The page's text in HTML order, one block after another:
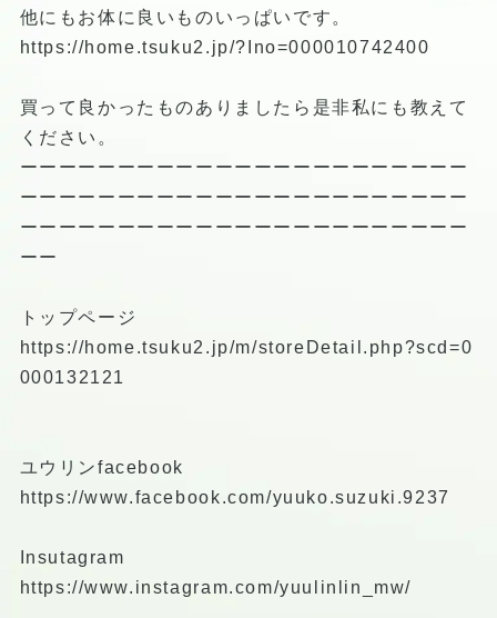
他にもお体に良いものいっぱいです。
https://home.tsuku2.jp/?Ino=000010742400
買って良かったものありましたら是非私にも教えて
ください。
ーーーーーーーーーーーーーーーーーーーーーーー
ーーーーーーーーーーーーーーーーーーーーーーー
ーーーーーーーーーーーーーーーーーーーーーーー
ーー
トップページ
https://home.tsuku2.jp/m/storeDetail.php?scd=0
000132121
ユウリンfacebook
https://www.facebook.com/yuuko.suzuki.9237
Insutagram
https://www.instagram.com/yuulinlin_mw/